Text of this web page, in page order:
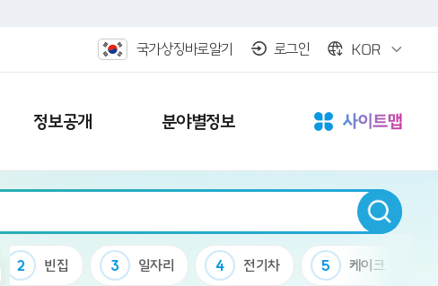
국가상징바로알기 로그인 KOR
정보공개 분야별정보
3 일자리 4 전기차 5 케이크 6 군립공원